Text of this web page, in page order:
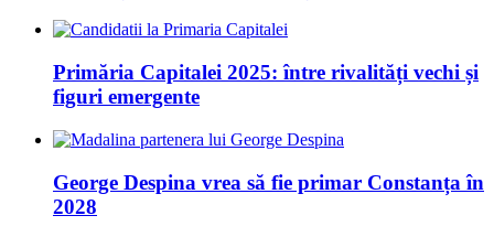
Primăria Capitalei 2025: între rivalități vechi și
figuri emergente
George Despina vrea să fie primar Constanța în
2028